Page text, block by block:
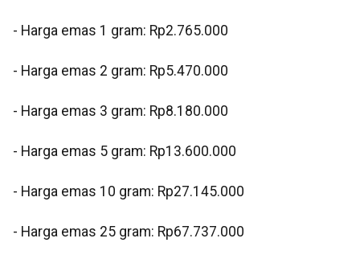
- Harga emas 1 gram: Rp2.765.000
‎- Harga emas 2 gram: Rp5.470.000
‎- Harga emas 3 gram: Rp8.180.000
‎- Harga emas 5 gram: Rp13.600.000
‎- Harga emas 10 gram: Rp27.145.000
‎- Harga emas 25 gram: Rp67.737.000